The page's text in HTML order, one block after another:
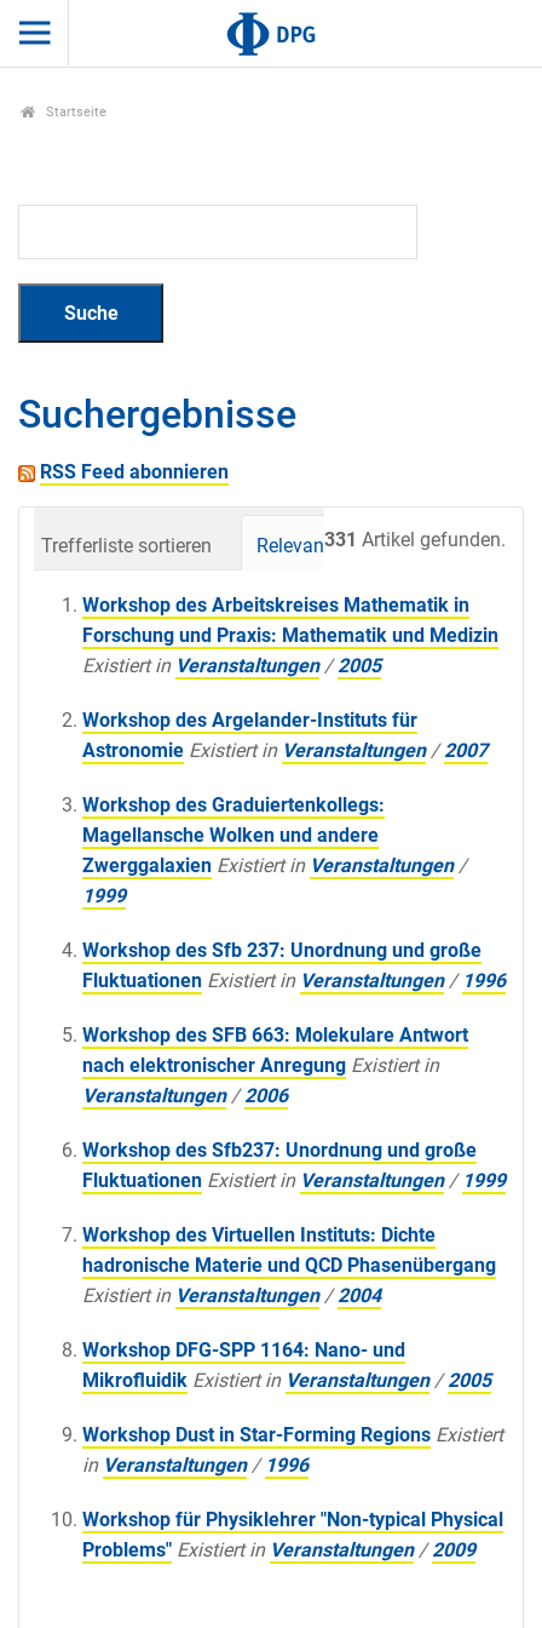
Startseite
Suchergebnisse
RSS Feed abonnieren
331 Artikel gefunden.
Trefferliste sortieren Relevanz Datum
Workshop des Arbeitskreises Mathematik in
Forschung und Praxis: Mathematik und Medizin
Existiert in Veranstaltungen /2005
Workshop des Argelander-Instituts für
Astronomie Existiert in Veranstaltungen /2007
Workshop des Graduiertenkollegs:
Magellansche Wolken und andere
Zwerggalaxien Existiert in Veranstaltungen /
1999
Workshop des Sfb 237: Unordnung und große
Fluktuationen Existiert in Veranstaltungen / 1996
Workshop des SFB 663: Molekulare Antwort
nach elektronischer Anregung Existiert in
Veranstaltungen /2006
Workshop des Sfb237: Unordnung und große
Fluktuationen Existiert in Veranstaltungen / 1999
Workshop des Virtuellen Instituts: Dichte
hadronische Materie und QCD Phasenübergang
Existiert in Veranstaltungen /2004
Workshop DFG-SPP 1164: Nano- und
Mikrofluidik Existiert in Veranstaltungen /2005
Workshop Dust in Star-Forming Regions Existiert
in Veranstaltungen / 1996
Workshop für Physiklehrer "Non-typical Physical
Problems" Existiert in Veranstaltungen /2009